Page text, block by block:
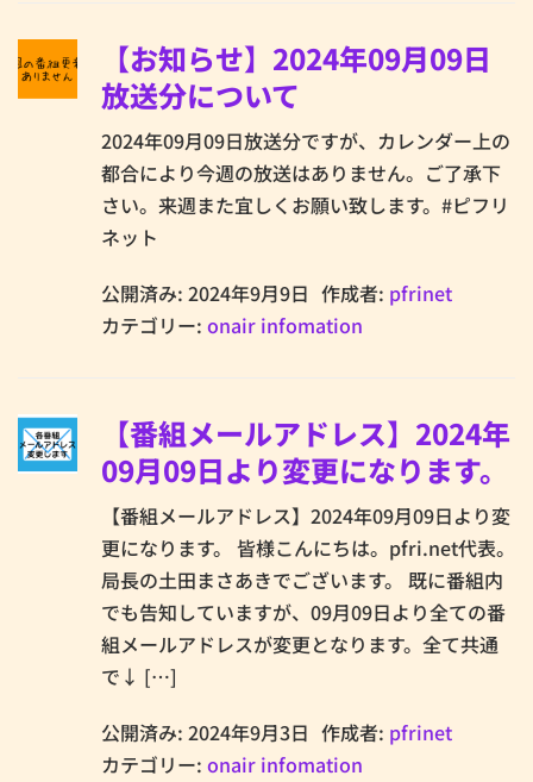
【お知らせ】2024年09月09日
放送分について
2024年09月09日放送分ですが、カレンダー上の
都合により今週の放送はありません。ご了承下
さい。来週また宜しくお願い致します。#ピフリ
ネット
公開済み: 2024年9月9日 作成者: pfrinet
カテゴリー: onair infomation
【番組メールアドレス】2024年
09月09日より変更になります。
【番組メールアドレス】2024年09月09日より変
更になります。 皆様こんにちは。pfri.net代表。
局長の土田まさあきでございます。 既に番組内
でも告知していますが、09月09日より全ての番
組メールアドレスが変更となります。全て共通
で↓ […]
公開済み: 2024年9月3日 作成者: pfrinet
カテゴリー: onair infomation